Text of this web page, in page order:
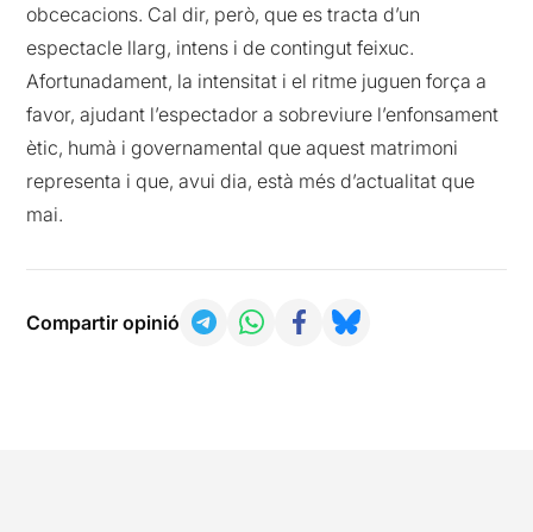
obcecacions. Cal dir, però, que es tracta d’un
espectacle llarg, intens i de contingut feixuc.
Afortunadament, la intensitat i el ritme juguen força a
favor, ajudant l’espectador a sobreviure l’enfonsament
ètic, humà i governamental que aquest matrimoni
representa i que, avui dia, està més d’actualitat que
mai.
Compartir opinió